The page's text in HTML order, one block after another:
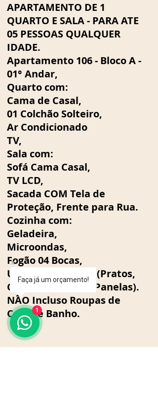
APARTAMENTO DE 1
QUARTO E SALA - PARA ATE
05 PESSOAS QUALQUER
IDADE.
Apartamento 106 - Bloco A -
01° Andar,
Quarto com:
Cama de Casal,
01 Colchão Solteiro,
Ar Condicionado
TV,
Sala com:
Sofá Cama Casal,
TV LCD,
Sacada COM Tela de
Proteção, Frente para Rua.
Cozinha com:
Geladeira,
Microondas,
Fogão 04 Bocas,
Utensílios Básicos (Pratos,
Copos e Talheres, Panelas).
NÃO Incluso Roupas de
Cama e Banho.
SOBRE A EMPRESA
Faça já um orçamento!
1